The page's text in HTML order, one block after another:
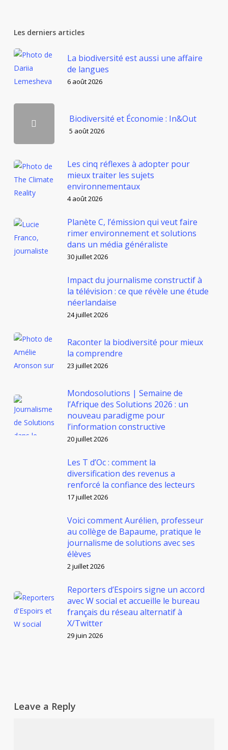
Les derniers articles
La biodiversité est aussi une affaire
de langues
6 août 2026
Biodiversité et Économie : In&Out
5 août 2026
Les cinq réflexes à adopter pour
mieux traiter les sujets
environnementaux
4 août 2026
Planète C, l’émission qui veut faire
rimer environnement et solutions
dans un média généraliste
30 juillet 2026
Impact du journalisme constructif à
la télévision : ce que révèle une étude
néerlandaise
24 juillet 2026
Raconter la biodiversité pour mieux
la comprendre
23 juillet 2026
Mondosolutions | Semaine de
l’Afrique des Solutions 2026 : un
nouveau paradigme pour
l’information constructive
20 juillet 2026
Les T d’Oc : comment la
diversification des revenus a
renforcé la confiance des lecteurs
17 juillet 2026
Voici comment Aurélien, professeur
au collège de Bapaume, pratique le
journalisme de solutions avec ses
élèves
2 juillet 2026
Reporters d’Espoirs signe un accord
avec W social et accueille le bureau
français du réseau alternatif à
X/Twitter
29 juin 2026
Leave a Reply